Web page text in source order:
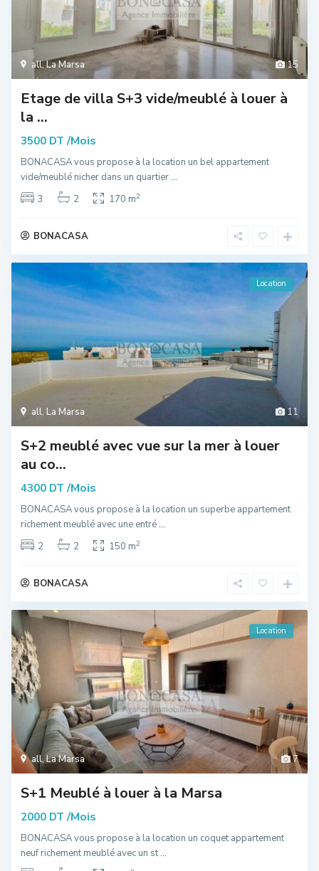
15
all,La Marsa
Etage de villa S+3 vide/meublé à louer à
la ...
3500 DT /Mois
BONACASA vous propose à la location un bel appartement
vide/meublé nicher dans un quartier...
3
2 170 m2
BONACASA
11
all, La Marsa
Location
S+2 meublé avec vue sur la mer à louer
au co...
4300 DT /Mois
BONACASA vous propose à la location un superbe appartement
richement meublé avec une entré...
2
2 150 m2
BONACASA
7
all,La Marsa
Location
S+1 Meublé à louer à la Marsa
2000 DT /Mois
BONACASA vous propose à la location un coquet appartement
neuf richement meublé avec un st...